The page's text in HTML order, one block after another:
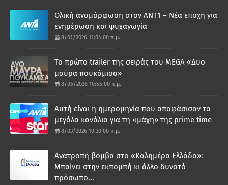
Ολική αναμόρφωση στον ΑΝΤ1 – Νέα εποχή για
ενημέρωση και ψυχαγωγία
8/01/2026 11:04:00 π.μ.
Το πρώτο trailer της σειράς του MEGA «Δυο
μαύρα πουκάμισα»
8/06/2026 10:55:00 π.μ.
Αυτή είναι η ημερομηνία που αποφάσισαν τα
μεγάλα κανάλια για τη «μάχη» της prime time
8/03/2026 10:30:00 π.μ.
Ανατροπή βόμβα στο «Καλημέρα Ελλάδα»:
Μπαίνει στην εκπομπή κι άλλο δυνατό
πρόσωπο...